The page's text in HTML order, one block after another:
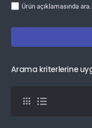
Ürün açıklamasında ara.
Arama kriterlerine